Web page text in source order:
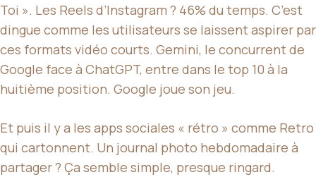
Toi ». Les Reels d’Instagram ? 46% du temps. C’est
dingue comme les utilisateurs se laissent aspirer par
ces formats vidéo courts. Gemini, le concurrent de
Google face à ChatGPT, entre dans le top 10 à la
huitième position. Google joue son jeu.
Et puis il y a les apps sociales « rétro » comme Retro
qui cartonnent. Un journal photo hebdomadaire à
partager ? Ça semble simple, presque ringard.